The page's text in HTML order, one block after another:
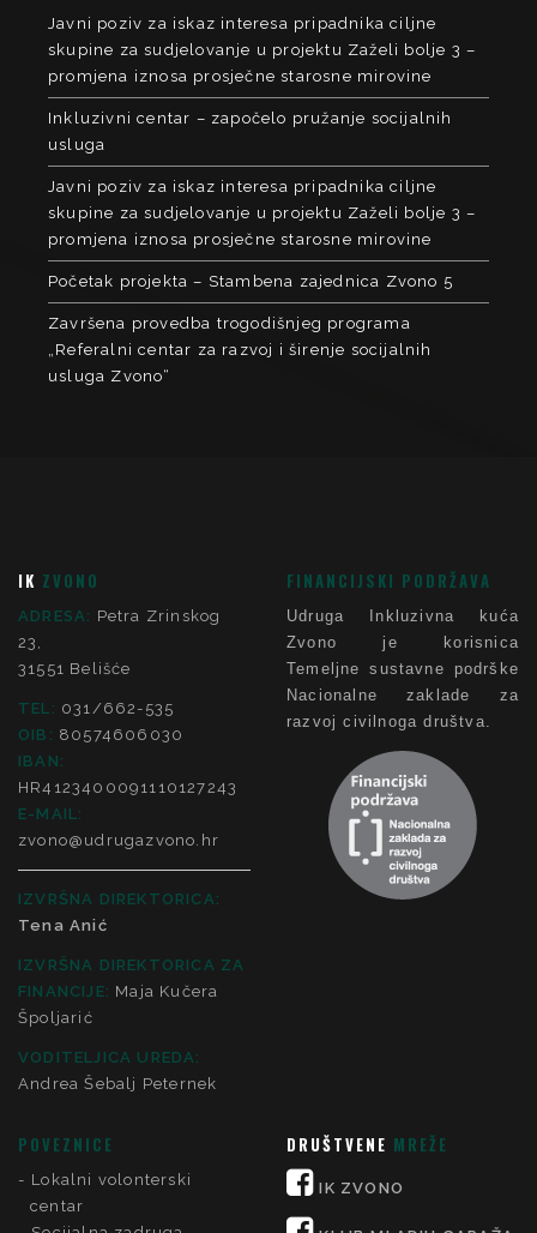
Javni poziv za iskaz interesa pripadnika ciljne
skupine za sudjelovanje u projektu Zaželi bolje 3 –
promjena iznosa prosječne starosne mirovine
Inkluzivni centar – započelo pružanje socijalnih
usluga
Javni poziv za iskaz interesa pripadnika ciljne
skupine za sudjelovanje u projektu Zaželi bolje 3 –
promjena iznosa prosječne starosne mirovine
Početak projekta – Stambena zajednica Zvono 5
Završena provedba trogodišnjeg programa
„Referalni centar za razvoj i širenje socijalnih
usluga Zvono“
IK ZVONO
ADRESA: Petra Zrinskog
23,
31551 Belišće
TEL: 031/662-535
OIB: 80574606030
IBAN:
HR4123400091110127243
E-MAIL:
zvono@udrugazvono.hr
IZVRŠNA DIREKTORICA:
Tena Anić
IZVRŠNA DIREKTORICA ZA
FINANCIJE: Maja Kučera
Špoljarić
VODITELJICA UREDA:
Andrea Šebalj Peternek
FINANCIJSKI PODRŽAVA
Udruga Inkluzivna kuća
Zvono je korisnica
Temeljne sustavne podrške
Nacionalne zaklade za
razvoj civilnoga društva.
POVEZNICE
Lokalni volonterski
centar
DRUŠTVENE MREŽE
IK ZVONO